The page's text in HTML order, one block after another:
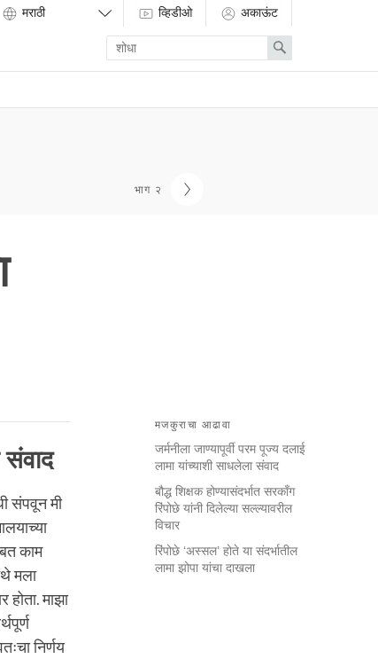
व्हिडीओ अकाऊंट
Enter
search
term
Search
भाग २
मजकुराचा आढावा
जर्मनीला जाण्यापूर्वी परम पूज्य दलाई
लामा यांच्याशी साधलेला संवाद
बौद्ध शिक्षक होण्यासंदर्भात सरकाँग
रिंपोछे यांनी दिलेल्या सल्ल्यावरील
विचार
रिंपोछे ‘अस्सल’ होते या संदर्भातील
लामा झोपा यांचा दाखला
संवाद
संपवून मी
काम
मला
माझा
निर्णय